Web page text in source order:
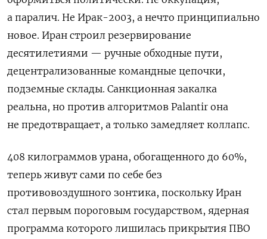
а паралич. Не Ирак-2003, а нечто принципиально
новое. Иран строил резервирование
десятилетиями — ручные обходные пути,
децентрализованные командные цепочки,
подземные склады. Санкционная закалка
реальна, но против алгоритмов Palantir она
не предотвращает, а только замедляет коллапс.
408 килограммов урана, обогащенного до 60%,
теперь живут сами по себе без
противовоздушного зонтика, поскольку Иран
стал первым пороговым государством, ядерная
программа которого лишилась прикрытия ПВО